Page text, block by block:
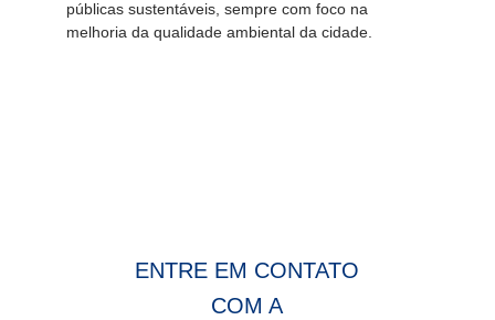
públicas sustentáveis, sempre com foco na
melhoria da qualidade ambiental da cidade.
ENTRE EM CONTATO
COM A